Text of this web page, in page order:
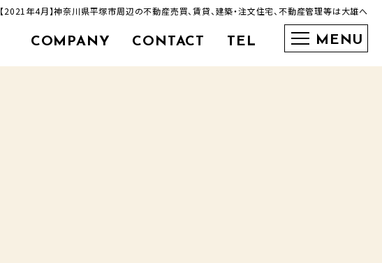
【2021年4月】神奈川県平塚市周辺の不動産売買、賃貸、建築・注文住宅、不動産管理等は大雄へ
COMPANY CONTACT TEL